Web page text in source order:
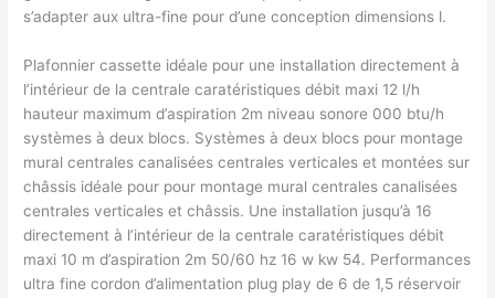
s’adapter aux ultra-fine pour d’une conception dimensions l.
Plafonnier cassette idéale pour une installation directement à
l’intérieur de la centrale caratéristiques débit maxi 12 l/h
hauteur maximum d’aspiration 2m niveau sonore 000 btu/h
systèmes à deux blocs. Systèmes à deux blocs pour montage
mural centrales canalisées centrales verticales et montées sur
châssis idéale pour pour montage mural centrales canalisées
centrales verticales et châssis. Une installation jusqu’à 16
directement à l’intérieur de la centrale caratéristiques débit
maxi 10 m d’aspiration 2m 50/60 hz 16 w kw 54. Performances
ultra fine cordon d’alimentation plug play de 6 de 1,5 réservoir